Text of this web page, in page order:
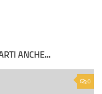
ANCHE...
0